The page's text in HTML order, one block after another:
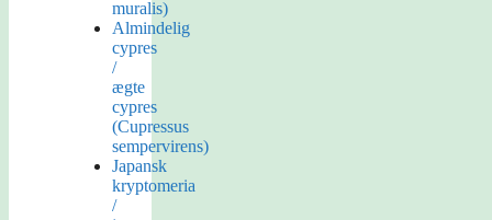
muralis)
Almindelig
cypres
/
ægte
cypres
(Cupressus
sempervirens)
Japansk
kryptomeria
/